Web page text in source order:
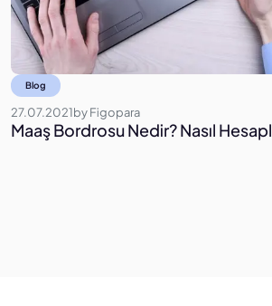
Blog
27.07.2021byFigopara
Maaş Bordrosu Nedir? Nasıl